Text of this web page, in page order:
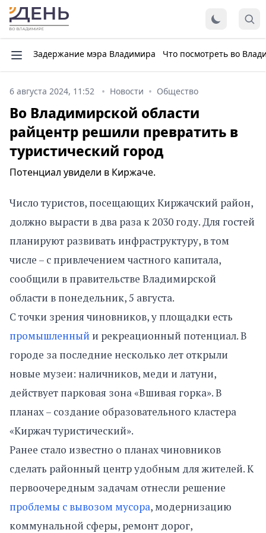
Задержание мэра Владимира Что посмотреть во
6 августа 2024, 11:52 Новости Общество
Во Владимирской области
райцентр решили превратить в
туристический город
Потенциал увидели в Киржаче.
Число туристов, посещающих Киржачский район,
должно вырасти в два раза к 2030 году. Для гостей
планируют развивать инфраструктуру, в том
числе – с привлечением частного капитала,
сообщили в правительстве Владимирской
области в понедельник, 5 августа.
С точки зрения чиновников, у площадки есть
промышленный и рекреационный потенциал. В
городе за последние несколько лет открыли
новые музеи: наличников, меди и латуни,
действует парковая зона «Вшивая горка». В
планах – создание образовательного кластера
«Киржач туристический».
Ранее стало известно о планах чиновников
сделать районный центр удобным для жителей. К
первоочередным задачам отнесли решение
проблемы с вывозом мусора, модернизацию
коммунальной сферы, ремонт дорог,